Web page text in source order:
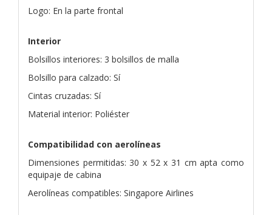
Logo: En la parte frontal
Interior
Bolsillos interiores: 3 bolsillos de malla
Bolsillo para calzado: Sí
Cintas cruzadas: Sí
Material interior: Poliéster
Compatibilidad con aerolíneas
Dimensiones permitidas: 30 x 52 x 31 cm apta como
equipaje de cabina
Aerolíneas compatibles: Singapore Airlines